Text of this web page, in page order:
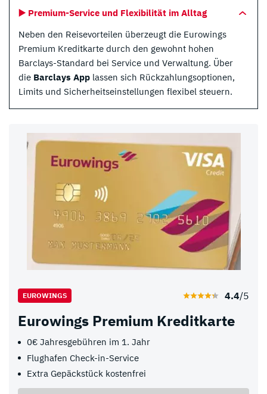
▶️ Premium-Service und Flexibilität im Alltag
Neben den Reisevorteilen überzeugt die Eurowings
Premium Kreditkarte durch den gewohnt hohen
Barclays-Standard bei Service und Verwaltung. Über
die Barclays App lassen sich Rückzahlungsoptionen,
Limits und Sicherheitseinstellungen flexibel steuern.
EUROWINGS 4.4/5
Eurowings Premium Kreditkarte
0€ Jahresgebühren im 1. Jahr
Flughafen Check-in-Service
Extra Gepäckstück kostenfrei